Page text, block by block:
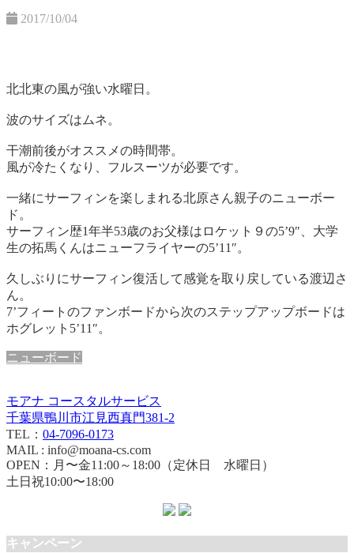
2017/10/04
北北東の風が強い水曜日。
波のサイズはムネ。
干潮前後がオススメの時間帯。
風が冷たくなり、フルスーツが必要です。
一緒にサーフィンを楽しまれる北原さん親子のニューボー
ド。
サーフィン歴1年半53歳のお父様はロケット９の5’9″、大学
生の拓馬くんはニューフライヤーの5’11″。
久しぶりにサーフィン復活して感覚を取り戻している渡辺さ
ん。
7’フィートのファンボードから次のステップアップボードは
ホグレット5’11″。
ニューボード
モアナ コースタルサービス
千葉県鴨川市江見西真門381-2
TEL： 04-7096-0173
MAIL : info@moana-cs.com
OPEN：月〜金11:00～18:00（定休日 水曜日）
土日祝10:00〜18:00
キャンペーン